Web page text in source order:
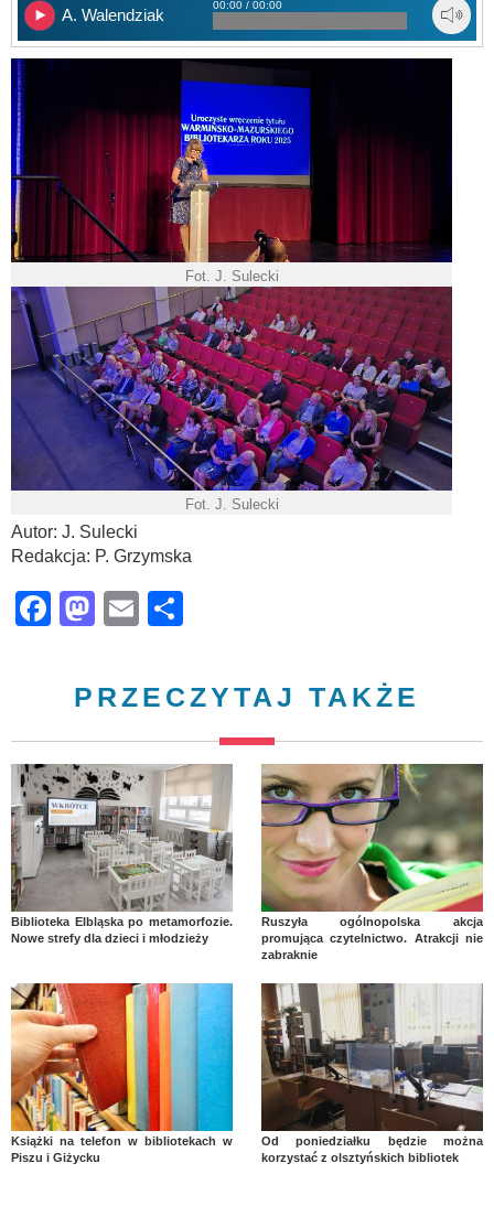
A. Walendziak
00:00 / 00:00
Fot. J. Sulecki
Fot. J. Sulecki
Autor: J. Sulecki
Redakcja: P. Grzymska
Facebook
Mastodon
Email
PRZECZYTAJ TAKŻE
Biblioteka Elbląska po metamorfozie.
Nowe strefy dla dzieci i młodzieży
Ruszyła ogólnopolska akcja
promująca czytelnictwo. Atrakcji nie
zabraknie
Książki na telefon w bibliotekach w
Piszu i Giżycku
Od poniedziałku będzie można
korzystać z olsztyńskich bibliotek